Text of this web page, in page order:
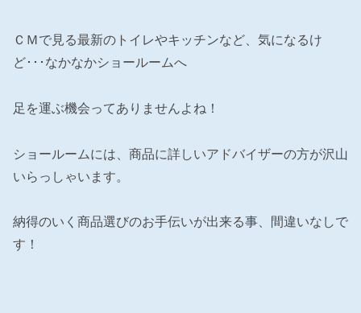
ＣＭで見る最新のトイレやキッチンなど、気になるけ
ど･･･なかなかショールームへ
足を運ぶ機会ってありませんよね！
ショールームには、商品に詳しいアドバイザーの方が沢山
いらっしゃいます。
納得のいく商品選びのお手伝いが出来る事、間違いなしで
す！